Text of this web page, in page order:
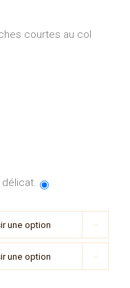
courtes au col

